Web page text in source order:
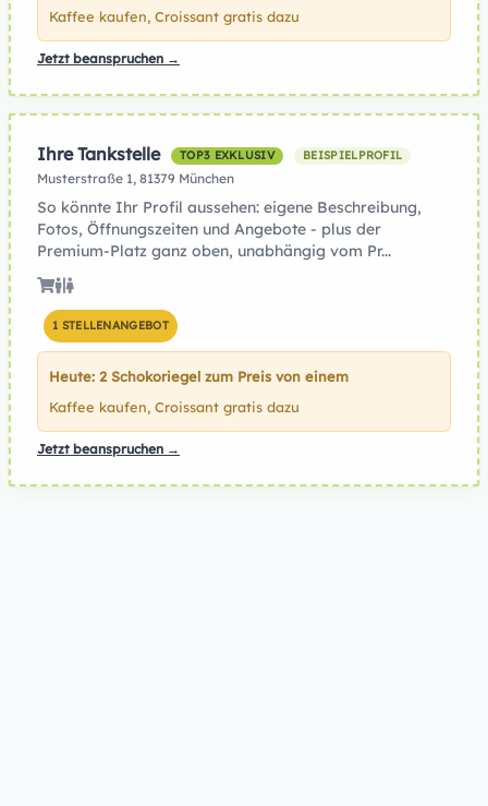
Kaffee kaufen, Croissant gratis dazu
Jetzt beanspruchen →
Ihre Tankstelle TOP3 EXKLUSIV BEISPIELPROFIL
Musterstraße 1, 81379 München
So könnte Ihr Profil aussehen: eigene Beschreibung,
Fotos, Öffnungszeiten und Angebote - plus der
Premium-Platz ganz oben, unabhängig vom Pr...
1 STELLENANGEBOT
Heute: 2 Schokoriegel zum Preis von einem
Kaffee kaufen, Croissant gratis dazu
Jetzt beanspruchen →